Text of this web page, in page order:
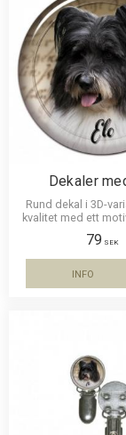
Dekaler
Rund dekal i 3D-
kvalitet med ett
79 SEK
INFO